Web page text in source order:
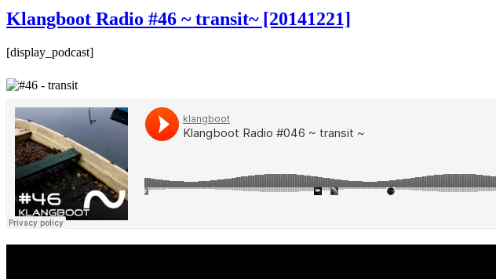
Klangboot Radio #46 ~ transit~ [20141221]
[display_podcast]